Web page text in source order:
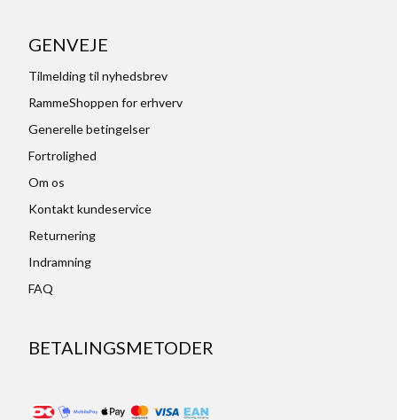
GENVEJE
Tilmelding til nyhedsbrev
RammeShoppen for erhverv
Generelle betingelser
Fortrolighed
Om os
Kontakt kundeservice
Returnering
Indramning
FAQ
BETALINGSMETODER